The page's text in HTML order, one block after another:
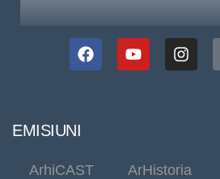
EMISIUNI
ArhiCAST
ArHistoria